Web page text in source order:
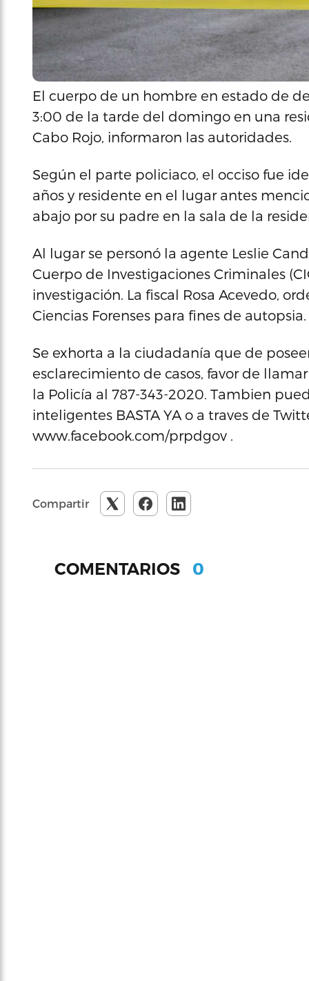
El cuerpo de un hombre en estado de
3:00 de la tarde del domingo en una
Cabo Rojo, informaron las autoridades.
Según el parte policiaco, el occiso fue
años y residente en el lugar antes
abajo por su padre en la sala de la
Al lugar se personó la agente Leslie
Cuerpo de Investigaciones Criminales
investigación. La fiscal Rosa Acevedo,
Ciencias Forenses para fines de autopsia.
Se exhorta a la ciudadanía que de
esclarecimiento de casos, favor de
la Policía al 787-343-2020. Tambien
inteligentes BASTA YA o a traves de
www.facebook.com/prpdgov .
Compartir
COMENTARIOS 0